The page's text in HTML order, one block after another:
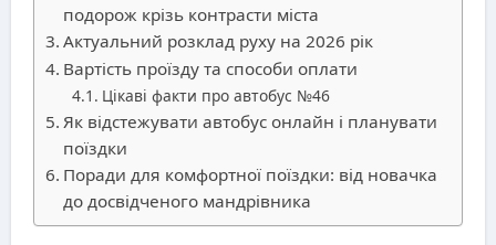
подорож крізь контрасти міста
Актуальний розклад руху на 2026 рік
Вартість проїзду та способи оплати
Цікаві факти про автобус №46
Як відстежувати автобус онлайн і планувати
поїздки
Поради для комфортної поїздки: від новачка
до досвідченого мандрівника